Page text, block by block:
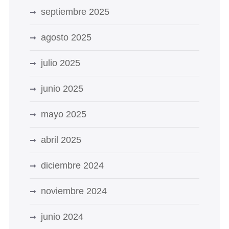
septiembre 2025
agosto 2025
julio 2025
junio 2025
mayo 2025
abril 2025
diciembre 2024
noviembre 2024
junio 2024